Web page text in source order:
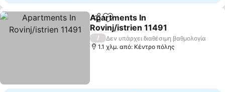
Κοινοποίηση
Προσθήκη στα αγαπημένα
Apartments In
Rovinj/istrien 11491
/
Δεν υπάρχει διαθέσιμη βαθμολογία
1.1 χλμ. από: Κέντρο πόλης